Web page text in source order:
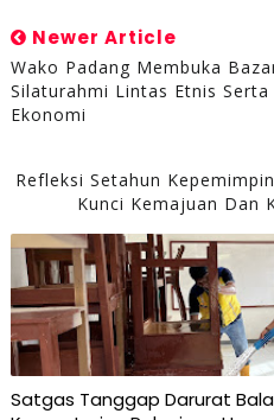
Newer Article
Wako Padang Membuka
Silaturahmi Lintas Etnis
Ekonomi
Refleksi Setahun
Kunci Kemajuan Dan
Satgas Tanggap Darurat